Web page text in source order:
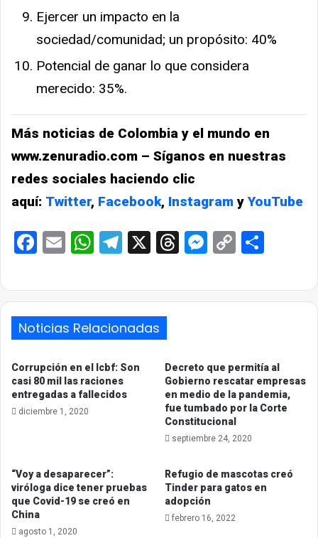
Ejercer un impacto en la
sociedad/comunidad; un propósito: 40%
Potencial de ganar lo que considera
merecido: 35%.
Más noticias de Colombia y el mundo en
www.zenuradio.com – Síganos en nuestras
redes sociales haciendo clic
aquí: Twitter, Facebook, InstagramyYouTube
Facebook
EmailWhatsApp
Telegram
X ThreadsCopy
Noticias Relacionadas
Corrupción en el Icbf: Son
casi 80 mil las raciones
entregadas a fallecidos
diciembre 1, 2020
Decreto que permitía al
Gobierno rescatar empresas
en medio de la pandemia,
fue tumbado por la Corte
Constitucional
septiembre 24, 2020
“Voy a desaparecer”:
viróloga dice tener pruebas
que Covid-19 se creó en
China
agosto 1, 2020
Refugio de mascotas creó
Tinder para gatos en
adopción
febrero 16, 2022